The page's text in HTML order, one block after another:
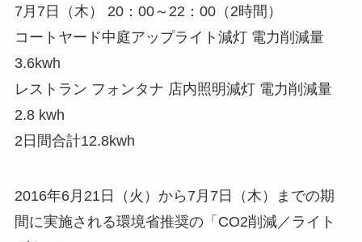
7月7日（木） 20：00～22：00（2時間）
コートヤード中庭アップライト減灯 電力削減量
3.6kwh
レストラン フォンタナ 店内照明減灯 電力削減量
2.8 kwh
2日間合計12.8kwh
2016年6月21日（火）から7月7日（木）までの期
間に実施される環境省推奨の「CO2削減／ライト